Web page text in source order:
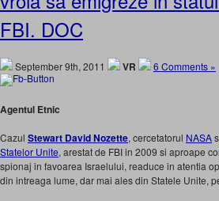
FBI. DOC
September 9th, 2011 VR 6 Comments »
Agentul Etnic
Cazul Stewart David Nozette, cercetatorul NASA
Statelor Unite, arestat de FBI in 2009 si aproape
spionaj in favoarea Israelului, readuce in atentia
din intreaga lume, dar mai ales din Statele Unite,